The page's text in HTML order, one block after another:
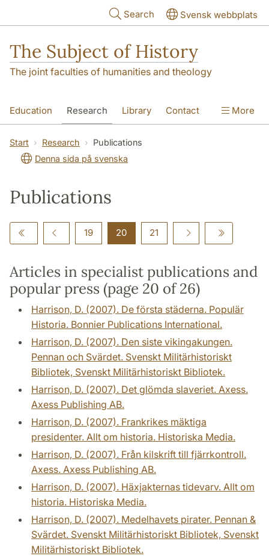
Search Svensk webbplats
The Subject of History
The joint faculties of humanities and theology
Education Research Library Contact
About us Accessibility
More
Start Research
Publications
Denna sida på svenska
Publications
19 20 21
Articles in specialist publications and
popular press (page 20 of 26)
Harrison, D. (2007). De första städerna. Populär
Historia. Bonnier Publications International.
Harrison, D. (2007). Den siste vikingakungen.
Pennan och Svärdet. Svenskt Militärhistoriskt
Bibliotek, Svenskt Militärhistoriskt Bibliotek.
Harrison, D. (2007). Det glömda slaveriet. Axess.
Axess Publishing AB.
Harrison, D. (2007). Frankrikes mäktiga
presidenter. Allt om historia. Historiska Media.
Harrison, D. (2007). Från kilskrift till fjärrkontroll.
Axess. Axess Publishing AB.
Harrison, D. (2007). Häxjakternas tidevarv. Allt om
historia. Historiska Media.
Harrison, D. (2007). Medelhavets pirater. Pennan &
Svärdet. Svenskt Militärhistoriskt Bibliotek, Svenskt
Militärhistoriskt Bibliotek.